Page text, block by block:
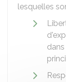
lesquelles